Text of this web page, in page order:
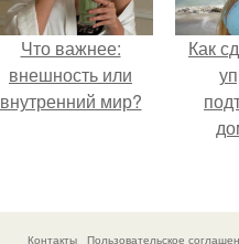
Что важнее:
внешность или
внутренний мир?
Как
Контакты Пользовательское